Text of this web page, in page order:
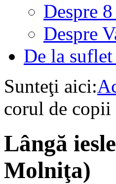
Despre
Despre
De la
Sunteţi aici:
corul de
Lângă
Molniţa)